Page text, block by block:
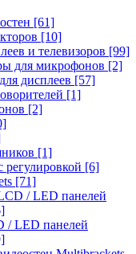
[61]
[10]
и телевизоров [99]
для микрофонов [2]
дисплеев [57]
[1]
[2]
[1]
регулировкой [6]
[71]
/ LED панелей
/ LED панелей